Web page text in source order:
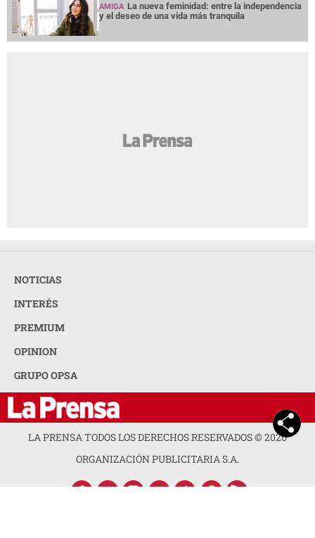
AMIGA La nueva feminidad: entre la independencia
y el deseo de una vida más tranquila
NOTICIAS
INTERÉS
PREMIUM
OPINION
GRUPO OPSA
LA PRENSA TODOS LOS DERECHOS RESERVADOS ©2026
ORGANIZACIÓN PUBLICITARIA S.A.